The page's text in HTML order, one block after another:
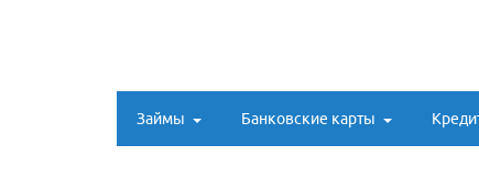
Займы Банковские карты